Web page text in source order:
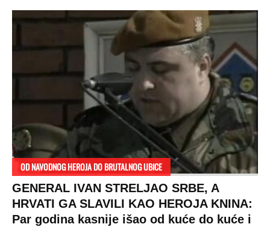
OD NAVODNOG HEROJA DO BRUTALNOG UBICE
GENERAL IVAN STRELJAO SRBE, A
HRVATI GA SLAVILI KAO HEROJA KNINA:
Par godina kasnije išao od kuće do kuće i